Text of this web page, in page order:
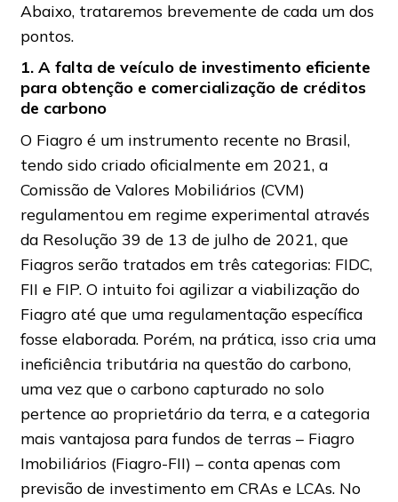
Abaixo, trataremos brevemente de cada um dos
pontos.
1. A falta de veículo de investimento eficiente
para obtenção e comercialização de créditos
de carbono
O Fiagro é um instrumento recente no Brasil,
tendo sido criado oficialmente em 2021, a
Comissão de Valores Mobiliários (CVM)
regulamentou em regime experimental através
da Resolução 39 de 13 de julho de 2021, que
Fiagros serão tratados em três categorias: FIDC,
FII e FIP. O intuito foi agilizar a viabilização do
Fiagro até que uma regulamentação específica
fosse elaborada. Porém, na prática, isso cria uma
ineficiência tributária na questão do carbono,
uma vez que o carbono capturado no solo
pertence ao proprietário da terra, e a categoria
mais vantajosa para fundos de terras – Fiagro
Imobiliários (Fiagro-FII) – conta apenas com
previsão de investimento em CRAs e LCAs. No